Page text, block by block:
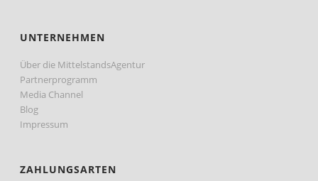
UNTERNEHMEN
Über die MittelstandsAgentur
Partnerprogramm
Media Channel
Blog
Impressum
ZAHLUNGSARTEN